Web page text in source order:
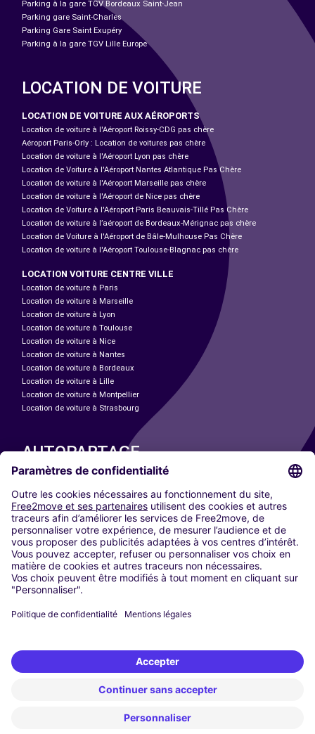
Parking à la gare TGV Bordeaux Saint-Jean
Parking gare Saint-Charles
Parking Gare Saint Exupéry
Parking à la gare TGV Lille Europe
LOCATION DE VOITURE
LOCATION DE VOITURE AUX AÉROPORTS
Location de voiture à l'Aéroport Roissy-CDG pas chère
Aéroport Paris-Orly : Location de voitures pas chère
Location de voiture à l'Aéroport Lyon pas chère
Location de Voiture à l'Aéroport Nantes Atlantique Pas Chère
Location de voiture à l'Aéroport Marseille pas chère
Location de voiture à l'Aéroport de Nice pas chère
Location de Voiture à l'Aéroport Paris Beauvais-Tillé Pas Chère
Location de voiture à l’aéroport de Bordeaux-Mérignac pas chère
Location de Voiture à l'Aéroport de Bâle-Mulhouse Pas Chère
Location de voiture à l'Aéroport Toulouse-Blagnac pas chère
LOCATION VOITURE CENTRE VILLE
Location de voiture à Paris
Location de voiture à Marseille
Location de voiture à Lyon
Location de voiture à Toulouse
Location de voiture à Nice
Location de voiture à Nantes
Location de voiture à Bordeaux
Location de voiture à Lille
Location de voiture à Montpellier
Location de voiture à Strasbourg
AUTOPARTAGE
Paris
Madrid
Washington DC
Milan
Rome
Turin
Vienne
Berlin
Düsseldorf